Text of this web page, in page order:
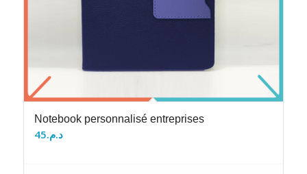
Notebook personnalisé entreprises
د.م.45